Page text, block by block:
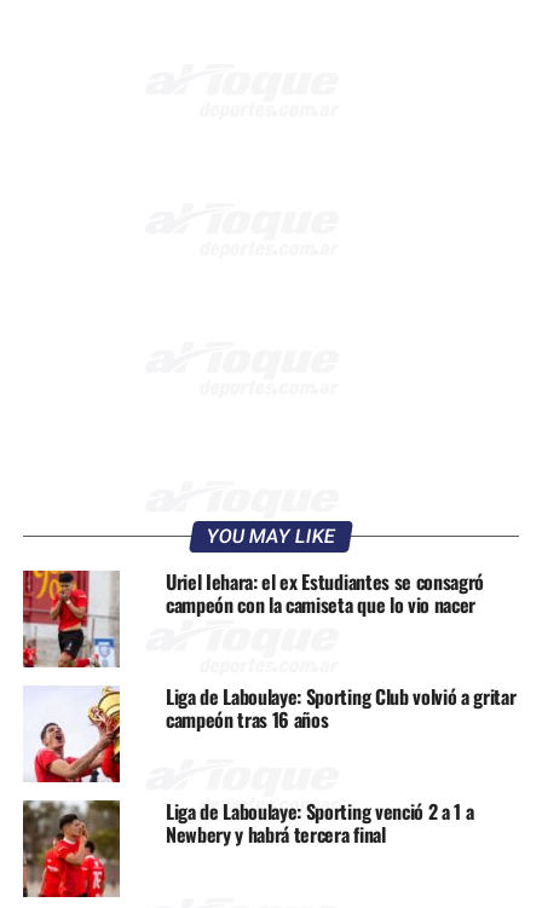
YOU MAY LIKE
Uriel Iehara: el ex Estudiantes se consagró
campeón con la camiseta que lo vio nacer
Liga de Laboulaye: Sporting Club volvió a gritar
campeón tras 16 años
Liga de Laboulaye: Sporting venció 2 a 1 a
Newbery y habrá tercera final